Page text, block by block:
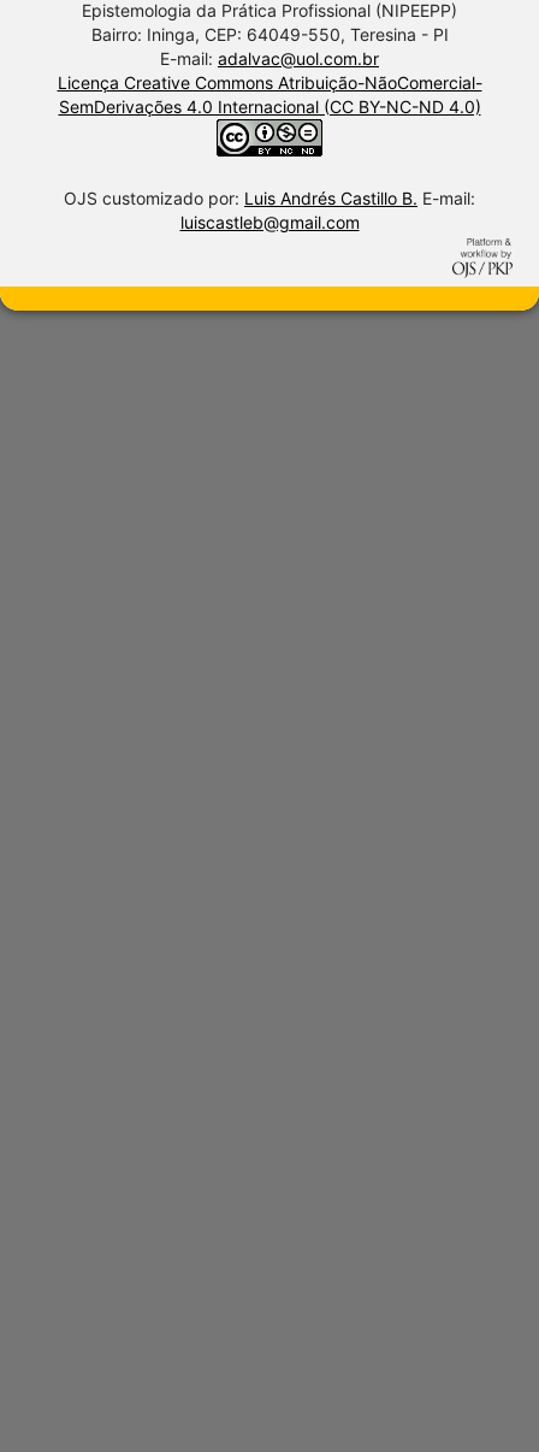
Epistemologia da Prática Profissional (NIPEEPP)
Bairro: Ininga, CEP: 64049-550, Teresina - PI
E-mail: adalvac@uol.com.br
Licença Creative Commons Atribuição-NãoComercial-
SemDerivações 4.0 Internacional (CC BY-NC-ND 4.0)
OJS customizado por: Luis Andrés Castillo B. E-mail:
luiscastleb@gmail.com